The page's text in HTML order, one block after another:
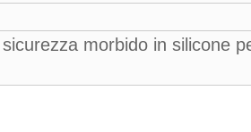
morbido in silicone